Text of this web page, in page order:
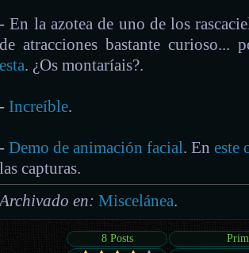
- En la azotea de uno de los
de atracciones bastante curioso...
esta. ¿Os montaríais?.
- Increíble.
-Demo de animación facial. Eneste
las capturas.
Archivado en: Miscelánea.
8 Posts